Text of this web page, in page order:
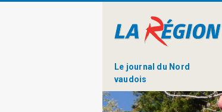
Le journal du Nord
vaudois